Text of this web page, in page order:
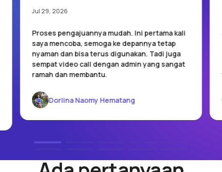
Jul 29, 2026
Proses pengajuannya mudah. Ini pertama kali
saya mencoba, semoga ke depannya tetap
nyaman dan bisa terus digunakan. Tadi juga
sempat video call dengan admin yang sangat
ramah dan membantu.
Dorlina Naomy Hematang